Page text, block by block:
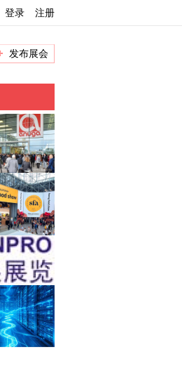
登录 注册
发布展会